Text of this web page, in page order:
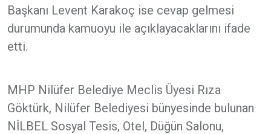
Başkanı Levent Karakoç ise cevap gelmesi
durumunda kamuoyu ile açıklayacaklarını ifade
etti.
MHP Nilüfer Belediye Meclis Üyesi Rıza
Göktürk, Nilüfer Belediyesi bünyesinde bulunan
NİLBEL Sosyal Tesis, Otel, Düğün Salonu,